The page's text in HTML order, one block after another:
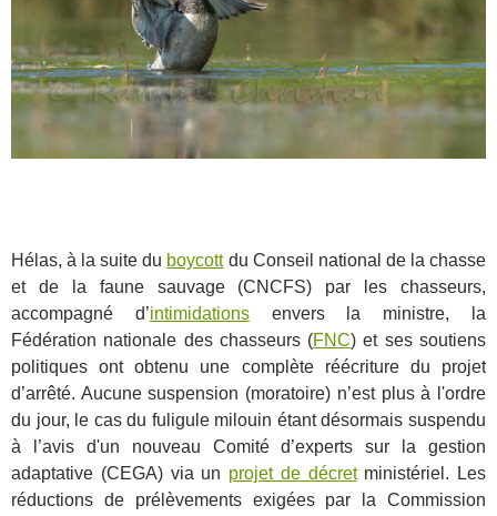
Hélas, à la suite du boycottdu Conseil national de la chasse
et de la faune sauvage (CNCFS) par les chasseurs,
accompagné d’intimidationsenvers la ministre, la
Fédération nationale des chasseurs (FNC) et ses soutiens
politiques ont obtenu une complète réécriture du projet
d’arrêté. Aucune suspension (moratoire) n’est plus à l'ordre
du jour, le cas du fuligule milouin étant désormais suspendu
à l’avis d'un nouveau Comité d’experts sur la gestion
adaptative (CEGA) via un projet de décretministériel. Les
réductions de prélèvements exigées par la Commission